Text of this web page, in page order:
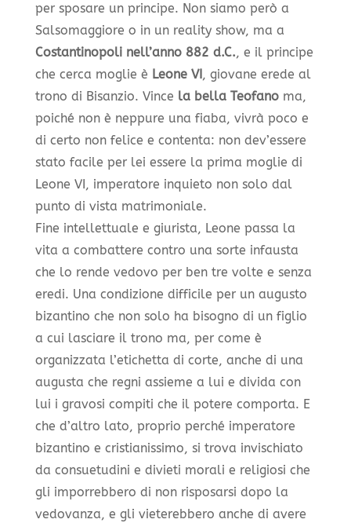
per sposare un principe. Non siamo però a
Salsomaggiore o in un reality show, ma a
Costantinopoli nell’anno 882 d.C., e il principe
che cerca moglie è Leone VI, giovane erede al
trono di Bisanzio. Vince la bella Teofanoma,
poiché non è neppure una fiaba, vivrà poco e
di certo non felice e contenta: non dev’essere
stato facile per lei essere la prima moglie di
Leone VI, imperatore inquieto non solo dal
punto di vista matrimoniale.
Fine intellettuale e giurista, Leone passa la
vita a combattere contro una sorte infausta
che lo rende vedovo per ben tre volte e senza
eredi. Una condizione difficile per un augusto
bizantino che non solo ha bisogno di un figlio
a cui lasciare il trono ma, per come è
organizzata l’etichetta di corte, anche di una
augusta che regni assieme a lui e divida con
lui i gravosi compiti che il potere comporta. E
che d’altro lato, proprio perché imperatore
bizantino e cristianissimo, si trova invischiato
da consuetudini e divieti morali e religiosi che
gli imporrebbero di non risposarsi dopo la
vedovanza, e gli vieterebbero anche di avere